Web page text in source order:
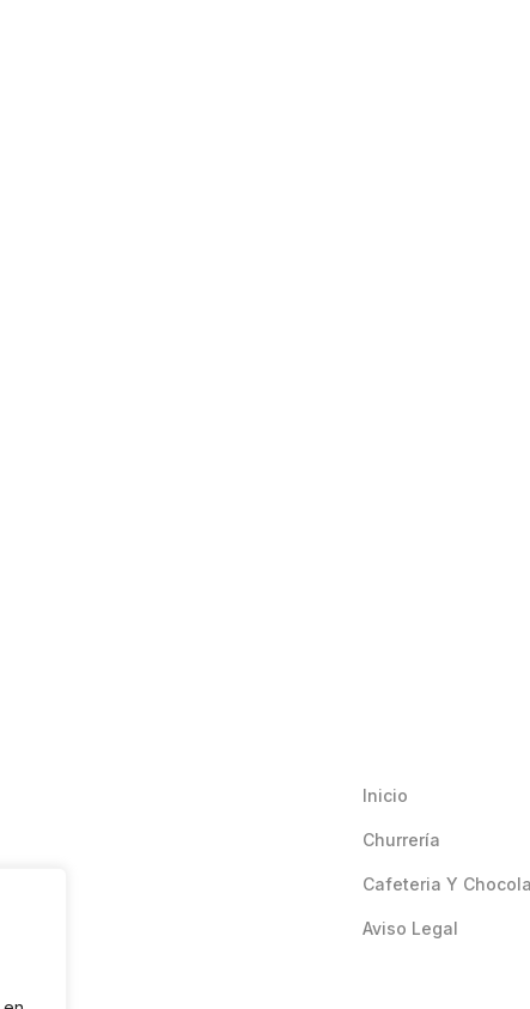
Inicio
Churrería
Cafeteria Y
Aviso Legal